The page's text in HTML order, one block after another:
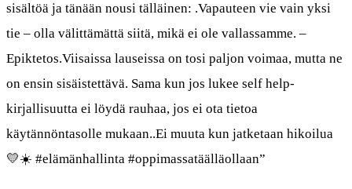
sisältöä ja tänään nousi tälläinen: .Vapauteen vie vain yksi
tie – olla välittämättä siitä, mikä ei ole vallassamme. –
Epiktetos.Viisaissa lauseissa on tosi paljon voimaa, mutta ne
on ensin sisäistettävä. Sama kun jos lukee self help-
kirjallisuutta ei löydä rauhaa, jos ei ota tietoa
käytännöntasolle mukaan..Ei muuta kun jatketaan hikoilua
💛☀️ #elämänhallinta #oppimassatäälläollaan”